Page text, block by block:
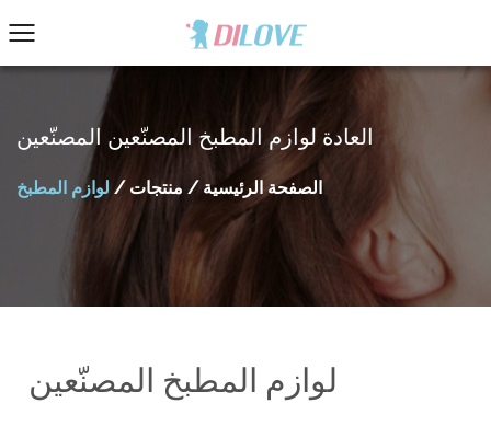
العادة لوازم المطبخ المصنّعين المصنّعين
الصفحة الرئيسية / منتجات / لوازم المطبخ
لوازم المطبخ المصنّعين